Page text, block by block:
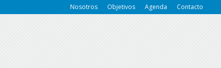
Nosotros Objetivos Agenda Contacto